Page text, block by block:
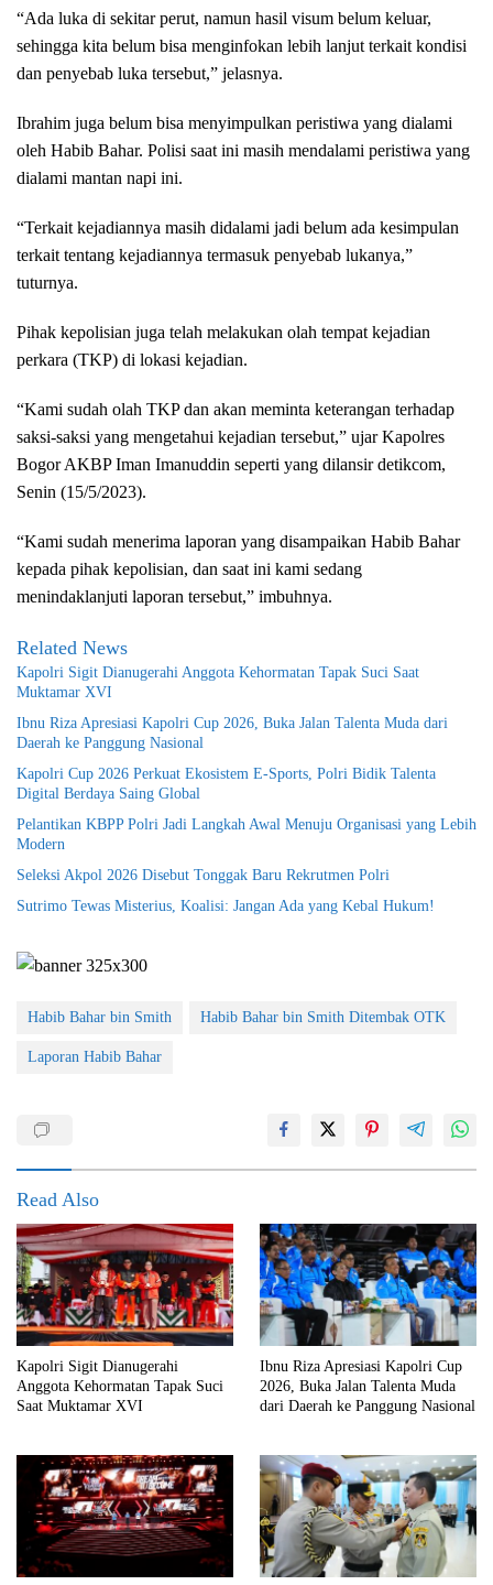
“Ada luka di sekitar perut, namun hasil visum belum keluar,
sehingga kita belum bisa menginfokan lebih lanjut terkait kondisi
dan penyebab luka tersebut,” jelasnya.
Ibrahim juga belum bisa menyimpulkan peristiwa yang dialami
oleh Habib Bahar. Polisi saat ini masih mendalami peristiwa yang
dialami mantan napi ini.
“Terkait kejadiannya masih didalami jadi belum ada kesimpulan
terkait tentang kejadiannya termasuk penyebab lukanya,”
tuturnya.
Pihak kepolisian juga telah melakukan olah tempat kejadian
perkara (TKP) di lokasi kejadian.
“Kami sudah olah TKP dan akan meminta keterangan terhadap
saksi-saksi yang mengetahui kejadian tersebut,” ujar Kapolres
Bogor AKBP Iman Imanuddin seperti yang dilansir detikcom,
Senin (15/5/2023).
“Kami sudah menerima laporan yang disampaikan Habib Bahar
kepada pihak kepolisian, dan saat ini kami sedang
menindaklanjuti laporan tersebut,” imbuhnya.
Related News
Kapolri Sigit Dianugerahi Anggota Kehormatan Tapak Suci Saat
Muktamar XVI
Ibnu Riza Apresiasi Kapolri Cup 2026, Buka Jalan Talenta Muda dari
Daerah ke Panggung Nasional
Kapolri Cup 2026 Perkuat Ekosistem E-Sports, Polri Bidik Talenta
Digital Berdaya Saing Global
Pelantikan KBPP Polri Jadi Langkah Awal Menuju Organisasi yang Lebih
Modern
Seleksi Akpol 2026 Disebut Tonggak Baru Rekrutmen Polri
Sutrimo Tewas Misterius, Koalisi: Jangan Ada yang Kebal Hukum!
Habib Bahar bin Smith Habib Bahar bin Smith Ditembak OTK
Laporan Habib Bahar
Read Also
Kapolri Sigit Dianugerahi
Anggota Kehormatan Tapak Suci
Saat Muktamar XVI
Ibnu Riza Apresiasi Kapolri Cup
2026, Buka Jalan Talenta Muda
dari Daerah ke Panggung Nasional